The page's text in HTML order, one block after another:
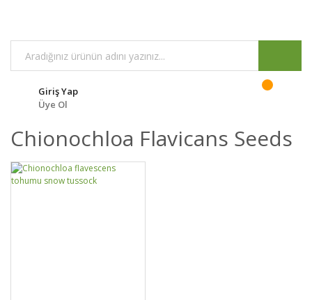
Giriş Yap
Üye Ol
Chionochloa Flavicans Seeds